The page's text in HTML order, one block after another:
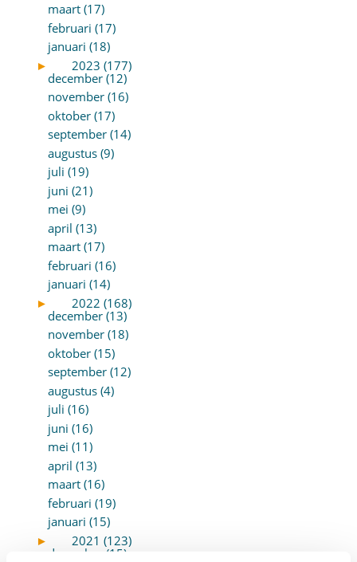
maart (17)
februari (17)
januari (18)
►
2023 (177)
december (12)
november (16)
oktober (17)
september (14)
augustus (9)
juli (19)
juni (21)
mei (9)
april (13)
maart (17)
februari (16)
januari (14)
►
2022 (168)
december (13)
november (18)
oktober (15)
september (12)
augustus (4)
juli (16)
juni (16)
mei (11)
april (13)
maart (16)
februari (19)
januari (15)
►
2021 (123)
december (15)